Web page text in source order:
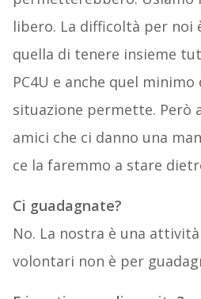
libero. La difficoltà per noi
quella di tenere insieme
PC4U e anche quel
situazione permette. Però
amici che ci danno una
ce la faremmo a stare
Ci guadagnate?
No. La nostra è una
volontari non è per